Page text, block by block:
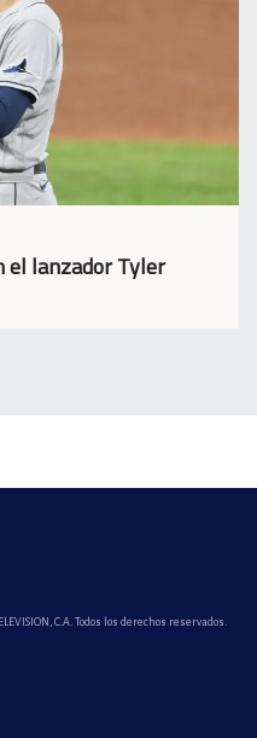
el lanzador Tyler
C.A. Todos los derechos reservados.